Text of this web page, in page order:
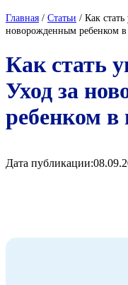
Главная / Cтатьи / Как
новорожденным ребенком
Как стать
Уход за
ребенком
Дата публикации: